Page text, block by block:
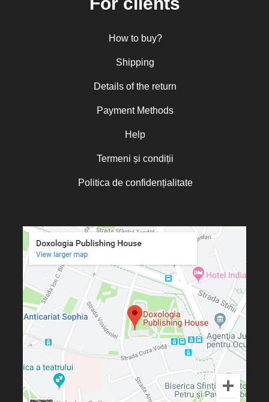
How to buy?
Shipping
Details of the return
Payment Methods
Help
Termeni și condiții
Politica de confidențialitate